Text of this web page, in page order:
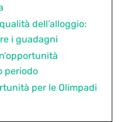
dell’alloggio:
i guadagni
periodo
per le Olimpadi